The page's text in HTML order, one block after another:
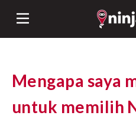
Mengapa saya
untuk memilih